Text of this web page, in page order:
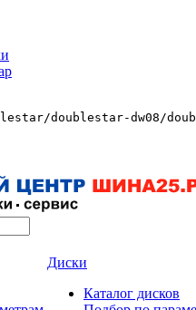
doublestar-dw08/
Диски
Каталог дисков